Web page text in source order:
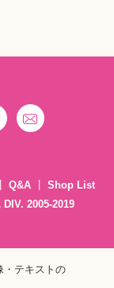
Q&A
Shop List
DIV. 2005-2019
・テキストの